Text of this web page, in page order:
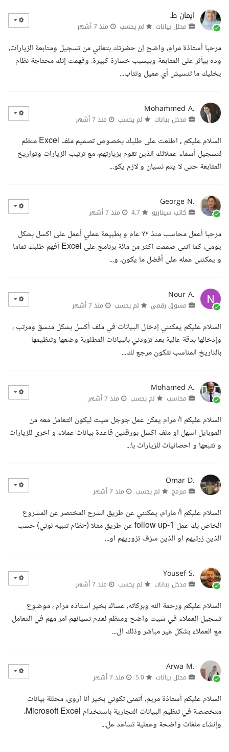
ايمان ط.
محلل بيانات لم يحسب منذ 7 أشهر
مرحبا أستاذة مرام، واضح إن حضرتك بتعاني من تسجيل ومتابعة الزيارات،
وده بيأثر على المتابعة وبيسبب خسارة كبيرة. وفهمت إنك محتاجة نظام
يخليك ما تنسيش أي عميل وتتاب...
Mohammed A.
مدخل بيانات لم يحسب منذ 7 أشهر
السلام عليكم , اطلعت على طلبك بخصوص تصميم ملف Excel منظم
لتسجيل أسماء عملائك الذين تقوم بزيارتهم، مع ترتيب الزيارات وتواريخ
المتابعة حتى لا يتم نسيان و لازم يكو...
George N.
كاتب سيناريو منذ 7 أشهر
مرحبا أعمل محاسب منذ ٢٢ عام و بطبيعة عملي أعمل على اكسل بشكل
يومى، كما اننى صممت اكثر من مائة برنامج على Excel أفهم طلبك تماما
و يمكننى عمله على أفضل ما يكون، و...
Nour A.
مسوق رقمي لم يحسب منذ 7 أشهر
السلام عليكم يمكنني إدخال البيانات في ملف أكسل بشكل منسق ومرتب ،
وإدخالها بدقة عالية بعد تزودني بالبيانات المطلوبة وضعها وتنظيمها
بالتاريخ المناسب لتكون مرجع لك...
Mohamed A.
محاسب لم يحسب منذ 7 أشهر
السلام عليكم ا/ مرام يمكن عمل جوجل شيت ليكون التعامل معه من
الموبايل اسهل او ملف اكسل بورقتين قاعدة بيانات عملاء و اخرى للزيارات
و تتبعها و احصائيات للزيارات با...
Omar D.
مبرمج لم يحسب منذ 7 أشهر
السلام عليكم أ/ مارام، يمكنني عن طريق الشرح المختصر عن المشروع
الخاص بك عمل 1-follow up عن طريق مثلا (-نظام تنبيه لوني) حسب
الذين زرتيهم او الذين سزف تزوريهم او...
Yousef S.
مدخل بيانات لم يحسب منذ 7 أشهر
السلام عليكم ورحمة الله وبركاته، عساك بخير استاذه مرام ، موضوع
تسجيل العملاء في شيت واضح ومنظم لعدم نسيانهم امر مهم في التعامل
مع العملاء بشكل غير مباشر وذلك ال...
Arwa M.
محلل بيانات منذ 7 أشهر
السلام عليكم أستاذة مريم، أتمنى تكوني بخير أنا أروى، محللة بيانات
متخصصة في تنظيم البيانات التجارية باستخدام Microsoft Excel،
وإنشاء ملفات واضحة وعملية تساعد عل...